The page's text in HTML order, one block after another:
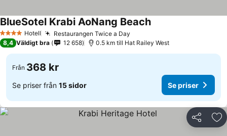
4 StjärnorHotell Restaurangen Twice a Day
BlueSotel Krabi AoNang BeachSe priser
8,4 Väldigt bra 12 658 0.5 km till Hat Railey West
Från 368 kr
Se priser från 15 sidor Se priser
Dela